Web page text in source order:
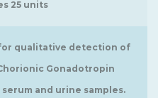
25 units
qualitative detection of
Gonadotropin
serum and urine samples.